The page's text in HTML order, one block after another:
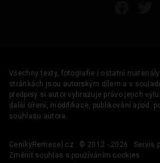
Všechny texty, fotografie i ostatní
stránkách jsou autorským dílem a v
předpisy si autor vyhrazuje právo jejich
další šíření, modifikace, publikování apod.
souhlasu autora.
CenikyRemesel.cz © 2012 - 2026
Servis
Změnit souhlas s používáním cookies